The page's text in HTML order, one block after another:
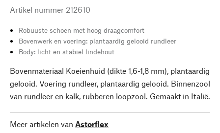
Artikel nummer 212610
Robuuste schoen met hoog draagcomfort
Bovenwerk en voering: plantaardig gelooid rundleer
Body: licht en stabiel lindehout
Bovenmateriaal Koeienhuid (dikte 1,6-1,8 mm), plantaardig
gelooid. Voering rundleer, plantaardig gelooid. Binnenzool
van rundleer en kalk, rubberen loopzool. Gemaakt in Italië.
Meer artikelen van Astorflex